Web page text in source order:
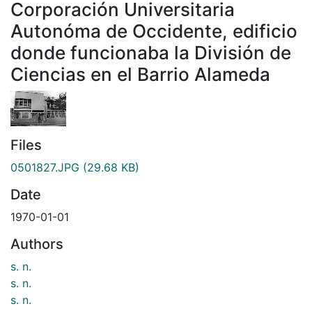
Corporación Universitaria
Autonóma de Occidente, edificio
donde funcionaba la División de
Ciencias en el Barrio Alameda
Files
0501827.JPG (29.68 KB)
Date
1970-01-01
Authors
s. n.
s. n.
s. n.